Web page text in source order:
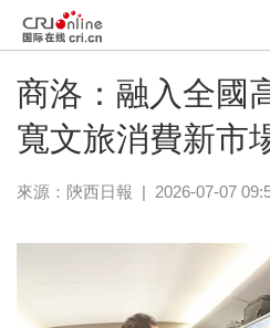
商洛：融入全國
寬文旅消費新市
來源： 陝西日報 | 2026-07-07